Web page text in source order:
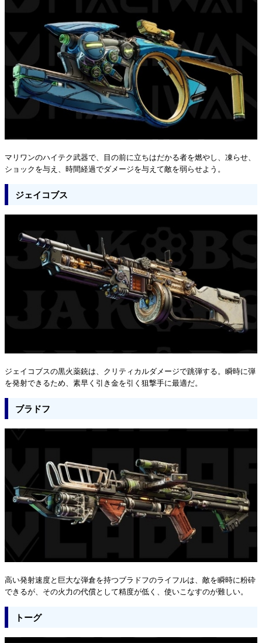
マリワンのハイテク武器で、目の前に立ちはだかる者を燃やし、凍らせ、
ショックを与え、時間経過でダメージを与えて敵を弱らせよう。
ジェイコブス
ジェイコブスの黒火薬銃は、クリティカルダメージで跳弾する。瞬時に弾
を発射できるため、素早く引き金を引く狙撃手に最適だ。
ブラドフ
高い発射速度と巨大な弾倉を持つブラドフのライフルは、敵を瞬時に粉砕
できるが、その火力の代償として精度が低く、使いこなすのが難しい。
トーグ